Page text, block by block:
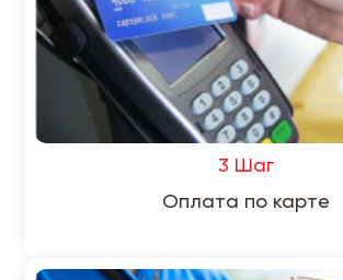
3 Шаг
Оплата по карте